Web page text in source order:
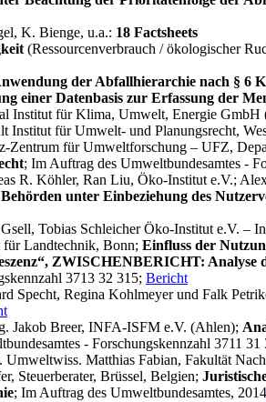
K. Bienge, u.a.: 18 Factsheets
(Ressourcenverbrauch / ökologischer
der Abfallhierarchie nach § 6
einer Datenbasis zur Erfassung der
Institut für Klima, Umwelt, Energie
Institut für Umwelt- und Planungsrecht,
Zentrum für Umweltforschung – UFZ,
; Im Auftrag des Umweltbundesamtes -
R. Köhler, Ran Liu, Öko-Institut e.V.;
unter Einbeziehung des
Tobias Schleicher Öko-Institut e.V.
für Landtechnik, Bonn; Einfluss der
ZWISCHENBERICHT:
3713 32 315; Bericht
Specht, Regina Kohlmeyer und Falk
Jakob Breer, INFA-ISFM e.V. (Ahlen);
- Forschungskennzahl 3711
Matthias Fabian, Fakultät
Steuerberater, Brüssel, Belgien;
; Im Auftrag des Umweltbundesamtes,